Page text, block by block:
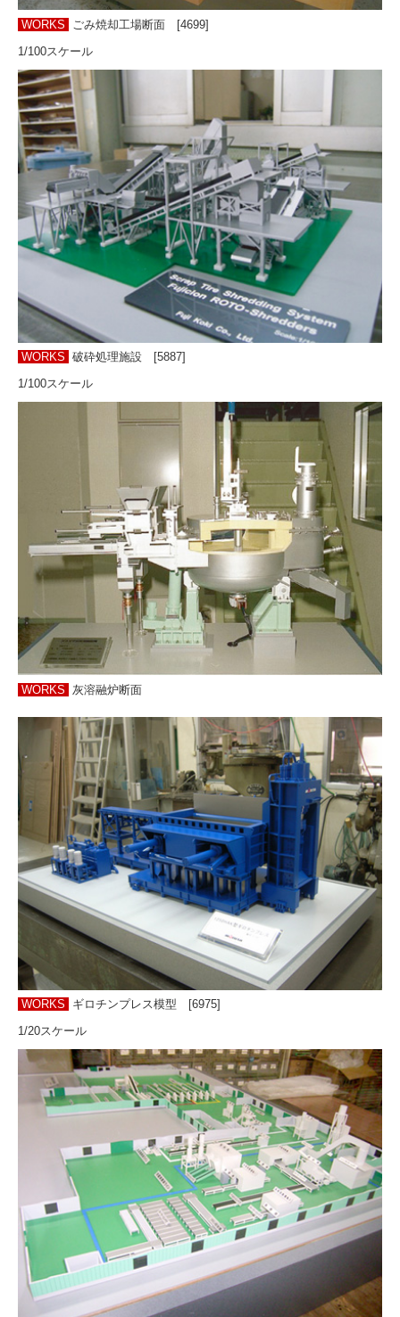
音声映像装置
造形＆構造物
記念品他
工場紹介
見積もりから納品まで
設備紹介
お問い合わせ
ＦＡＱ－よくある質問
WORKS
ごみ焼却工場断面 [4699]
1/100スケール
WORKS 破砕処理施設 [5887]
1/100スケール
WORKS 灰溶融炉断面
WORKS
ギロチンプレス模型 [6975]
1/20スケール